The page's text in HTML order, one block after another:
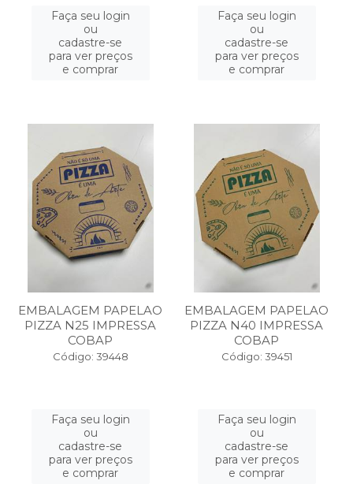
Faça seu login
ou
cadastre-se
para ver preços
e comprar
Faça seu login
ou
cadastre-se
para ver preços
e comprar
EMBALAGEM PAPELAO
PIZZA N25 IMPRESSA
COBAP
Código: 39448
Faça seu login
ou
cadastre-se
para ver preços
e comprar
EMBALAGEM PAPELAO
PIZZA N40 IMPRESSA
COBAP
Código: 39451
Faça seu login
ou
cadastre-se
para ver preços
e comprar